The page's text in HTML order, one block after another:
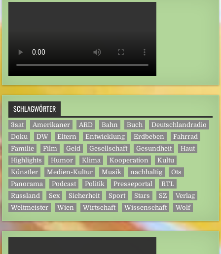
SCHLAGWÖRTER
3sat Amerikaner ARD Bahn Buch
Deutschlandradio
Doku
DW Eltern Entwicklung Erdbeben
Fahrrad
Familie
Film Geld Gesellschaft Gesundheit
Haut
Highlights
Humor Klima Kooperation
Kultu
Künstler
Medien-Kultur Musik nachhaltig
Ots
Panorama
Podcast Politik Presseportal
RTL
Russland
Sex Sicherheit Sport Stars SZ
Verlag
Weltmeister
Wien Wirtschaft Wissenschaft Wolf